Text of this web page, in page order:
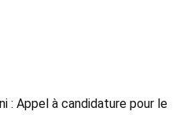
: Appel à candidature pour le